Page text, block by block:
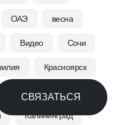
ОАЭ весна
Видео Сочи
Красноярск
Тыва
Калининград
СВЯЗАТЬСЯ